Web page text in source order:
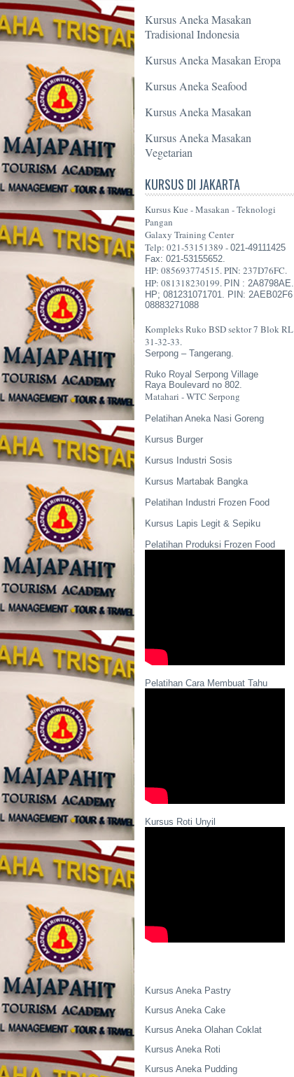
Kursus Aneka Masakan
Tradisional Indonesia
Kursus Aneka Masakan Eropa
Kursus Aneka Seafood
Kursus Aneka Masakan
Kursus Aneka Masakan
Vegetarian
KURSUS DI JAKARTA
Kursus Kue - Masakan - Teknologi
Pangan
Galaxy Training Center
Telp: 021-53151389 - 021-49111425
Fax: 021-53155652.
HP: 085693774515. PIN: 237D76FC.
HP: 081318230199. PIN : 2A8798AE.
HP; 081231071701. PIN: 2AEB02F6
08883271088
Kompleks Ruko BSD sektor 7 Blok RL
31-32-33.
Serpong – Tangerang.
Ruko Royal Serpong Village
Raya Boulevard no 802.
Matahari - WTC Serpong
Pelatihan Aneka Nasi Goreng
Kursus Burger
Kursus Industri Sosis
Kursus Martabak Bangka
Pelatihan Industri Frozen Food
Kursus Lapis Legit & Sepiku
Pelatihan Produksi Frozen Food
Pelatihan Cara Membuat Tahu
Kursus Roti Unyil
Kursus Aneka Pastry
Kursus Aneka Cake
Kursus Aneka Olahan Coklat
Kursus Aneka Roti
Kursus Aneka Pudding